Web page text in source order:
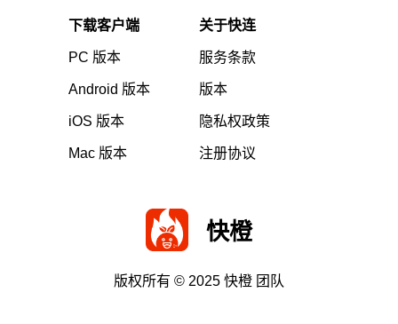
快橙
版权所有 © 2025 快橙团队
下载客户端
PC 版本
Android 版本
iOS 版本
Mac 版本
关于快连
服务条款
版本
隐私权政策
注册协议